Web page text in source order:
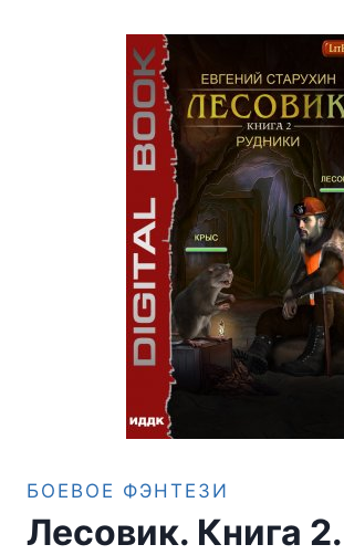
БОЕВОЕ ФЭНТЕЗИ
Лесовик. Книга 2.